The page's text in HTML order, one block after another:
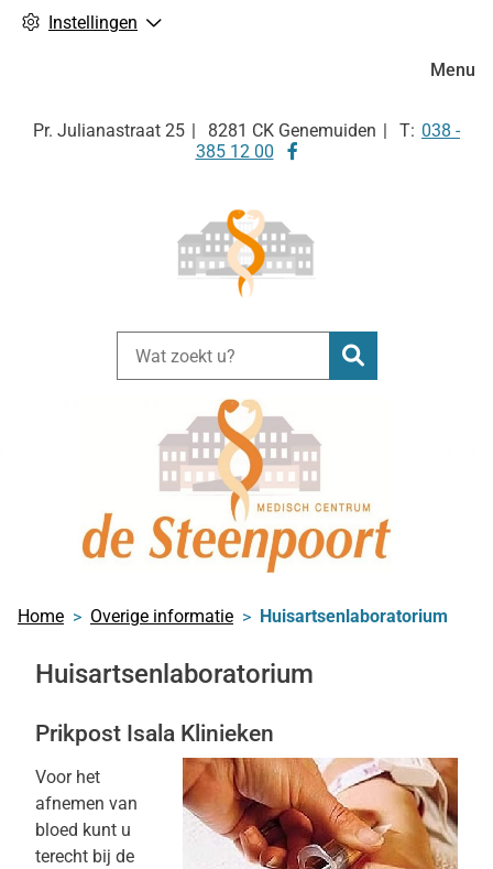
Instellingen
Pr. Julianastraat 25 8281 CK Genemuiden Tel:
038 -
385 12 00
Bezoek
Zoeken
Menu
Home Overige informatie Huisartsenlaboratorium
Huisartsenlaboratorium
Prikpost Isala Klinieken
Voor het
afnemen van
bloed kunt u
terecht bij de